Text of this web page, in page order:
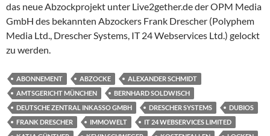
das neue Abzockprojekt unter Live2gether.de der OPM Media
GmbH des bekannten Abzockers Frank Drescher (Polyphem
Media Ltd., Drescher Systems, IT 24 Webservices Ltd.) gelockt
zu werden.
ABONNEMENT ABZOCKE
ALEXANDER SCHMIDT
AMTSGERICHT MÜNCHEN
BERNHARD SOLDWISCH
DEUTSCHE ZENTRAL INKASSO GMBH
DRESCHER SYSTEMS
DUBIOS
FRANK DRESCHER
IMMOWELT
IT 24 WEBSERVICES LIMITED